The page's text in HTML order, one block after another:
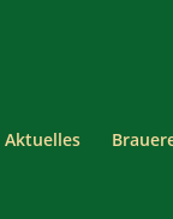
Aktuelles